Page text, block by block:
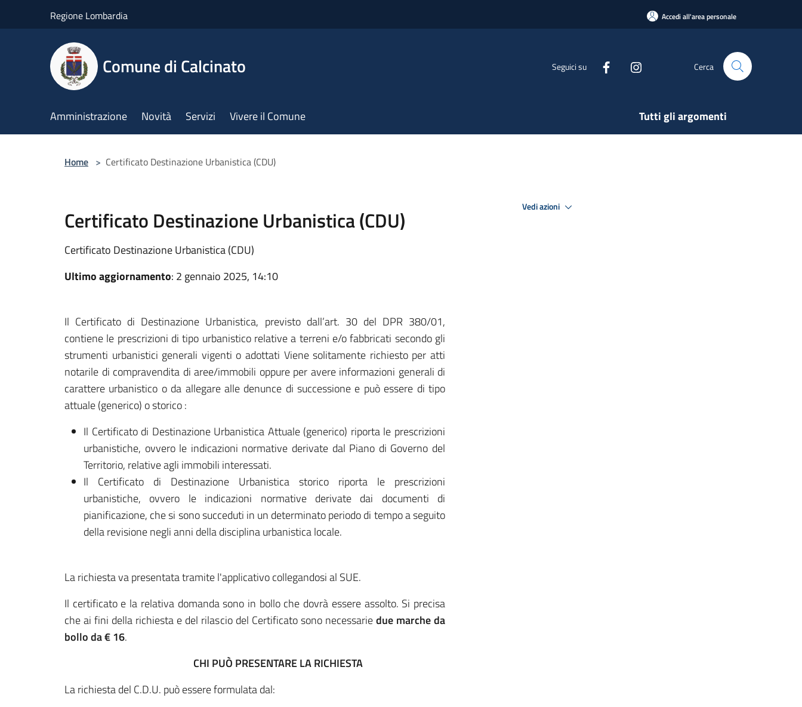
Regione Lombardia Accedi all'area personale
Comune di Calcinato Seguici su Cerca
Amministrazione Novità Servizi Vivere il Comune Tutti gli argomenti
Home > Certificato Destinazione Urbanistica (CDU)
Certificato Destinazione Urbanistica (CDU)
Certificato Destinazione Urbanistica (CDU)
Ultimo aggiornamento: 2 gennaio 2025, 14:10
Il Certificato di Destinazione Urbanistica, previsto dall’art. 30 del DPR 380/01,
contiene le prescrizioni di tipo urbanistico relative a terreni e/o fabbricati secondo gli
strumenti urbanistici generali vigenti o adottati Viene solitamente richiesto per atti
notarile di compravendita di aree/immobili oppure per avere informazioni generali di
carattere urbanistico o da allegare alle denunce di successione e può essere di tipo
attuale (generico) o storico :
Il Certificato di Destinazione Urbanistica Attuale (generico) riporta le prescrizioni
urbanistiche, ovvero le indicazioni normative derivate dal Piano di Governo del
Territorio, relative agli immobili interessati.
Il Certificato di Destinazione Urbanistica storico riporta le prescrizioni
urbanistiche, ovvero le indicazioni normative derivate dai documenti di
pianificazione, che si sono succeduti in un determinato periodo di tempo a seguito
della revisione negli anni della disciplina urbanistica locale.
La richiesta va presentata tramite l'applicativo collegandosi al SUE.
Il certificato e la relativa domand​a sono in bollo che dovrà essere assolto. Si precisa
che ai fini della richiesta e del rilascio del Certificato sono necessariedue marche da
bolloda € 16.
CHI PUÒ PRESENTARE LA RICHIESTA
La richiesta del C.D.U. può essere formulata dal:
Vedi azioni